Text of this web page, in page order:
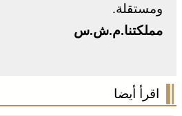
ومستقلة.
مملكتنا.م.ش.س
اقرأ أيضا